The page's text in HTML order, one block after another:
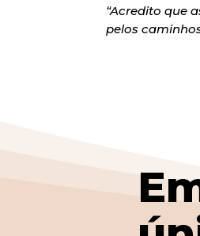
“Acredito que
pelos